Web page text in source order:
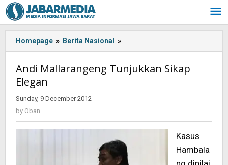
Skip
to
content
Homepage » Berita Nasional »
Mallarangeng
Sikap
Andi Mallarangeng Tunjukkan Sikap
Elegan
Sunday, 9 December 2012
by Oban
Kasus
Hambala